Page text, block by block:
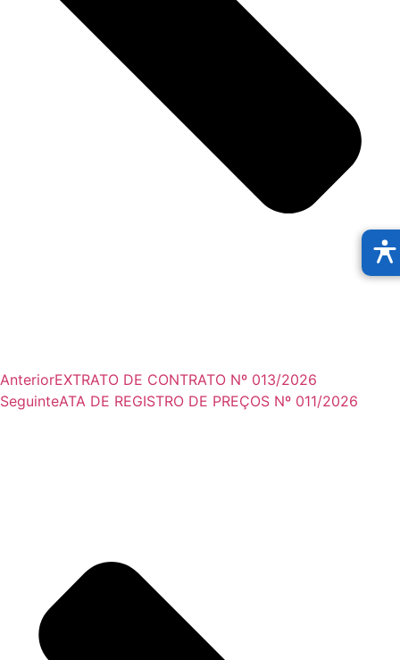
AnteriorEXTRATO DE CONTRATO Nº 013/2026
SeguinteATA DE REGISTRO DE PREÇOS Nº 011/2026